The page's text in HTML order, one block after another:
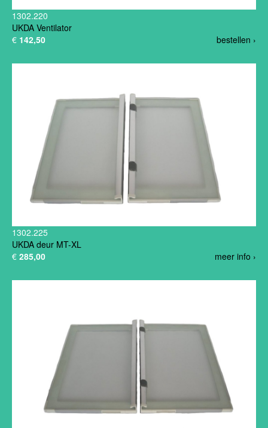
1302.220
UKDA Ventilator
bestellen ›
€ 142,50
1302.225
UKDA deur MT-XL
meer info ›
€ 285,00